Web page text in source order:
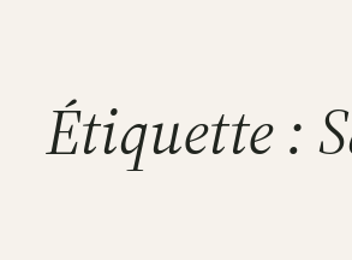
Étiquette :